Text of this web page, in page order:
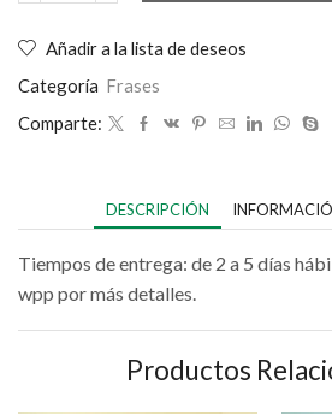
Añadir a la lista de deseos
Categoría Frases
Comparte:
DESCRIPCIÓN
Tiempos de entrega: de 2 a 5 días
wpp por más detalles.
Productos